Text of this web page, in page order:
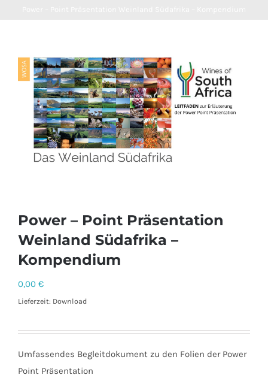
Power – Point Präsentation
Weinland Südafrika –
Kompendium
0,00 €
Lieferzeit: Download
Umfassendes Begleitdokument zu den Folien der Power
Point Präsentation